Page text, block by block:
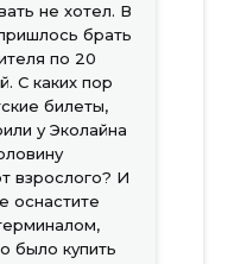
не хотел. В
брать
по 20
С каких пор
билеты,
у Эколайна
взрослого? И
оснастите
было купить